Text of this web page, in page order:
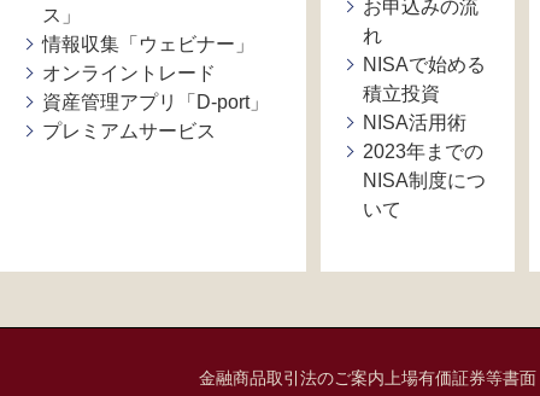
ス」
情報収集「ウェビナー」
オンライントレード
資産管理アプリ「D-port」
プレミアムサービス
お申込みの流
れ
NISAで始める
積立投資
NISA活用術
2023年までの
NISA制度につ
いて
金融商品取引法のご案内 上場有価証券等書